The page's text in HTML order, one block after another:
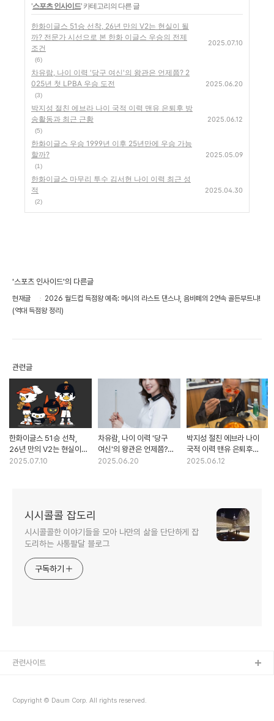
'스포츠 인사이드' 카테고리의 다른 글
한화이글스 51승 선착, 26년 만의 V2는 현실이 될
까? 전문가 시선으로 본 한화 이글스 우승의 전제
조건
(6)
2025.07.10
차유람, 나이 이력 '당구 여신'의 왕관은 언제쯤? 2
025년 첫 LPBA 우승 도전
(3)
2025.06.20
박지성 절친 에브라 나이 국적 이력 맨유 은퇴후 방
송활동과 최근 근황
(5)
2025.06.12
한화이글스 우승 1999년 이후 25년만에 우승 가능
할까?
(1)
2025.05.09
한화이글스 마무리 투수 김서현 나이 이력 최근 성
적
(2)
2025.04.30
'스포츠 인사이드'의 다른글
현재글
2026 월드컵 득점왕 예측: 메시의 라스트 댄스냐, 음바페의 2연속 골든부트냐!
(역대 득점왕 정리)
관련글
한화이글스 51승 선착,
26년 만의 V2는 현실이
될까? 전문가 시선으로 본
2025.07.10
차유람, 나이 이력 '당구
여신'의 왕관은 언제쯤?
2025년 첫 LPBA 우승
2025.06.20
박지성 절친 에브라 나이
국적 이력 맨유 은퇴후
방송활동과 최근 근황
2025.06.12
시시콜콜 잡도리
시시콜콜한 이야기들을 모아 나만의 삶을 단단하게 잡
도리하는 사통팔달 블로그
구독하기
Copyright © Daum Corp. All rights reserved.
관련사이트